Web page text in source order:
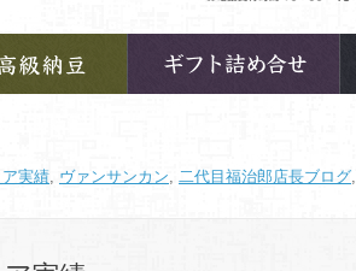
ア実績, ヴァンサンカン, 二代目福治郎店長ブログ,